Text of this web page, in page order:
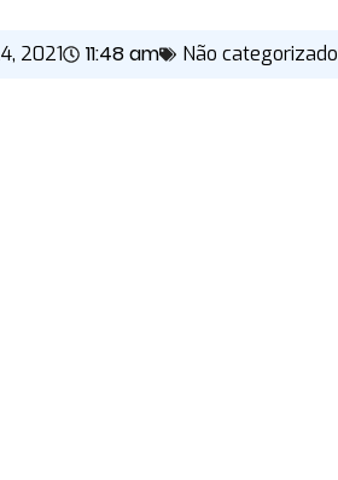
2021 11:48 am Não categorizado